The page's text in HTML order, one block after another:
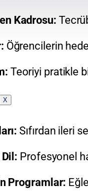
X
Kadrosu:
Öğrencilerin
Teoriyi pratikle
Sıfırdan ileri
Dil: Profesyonel
Programlar: